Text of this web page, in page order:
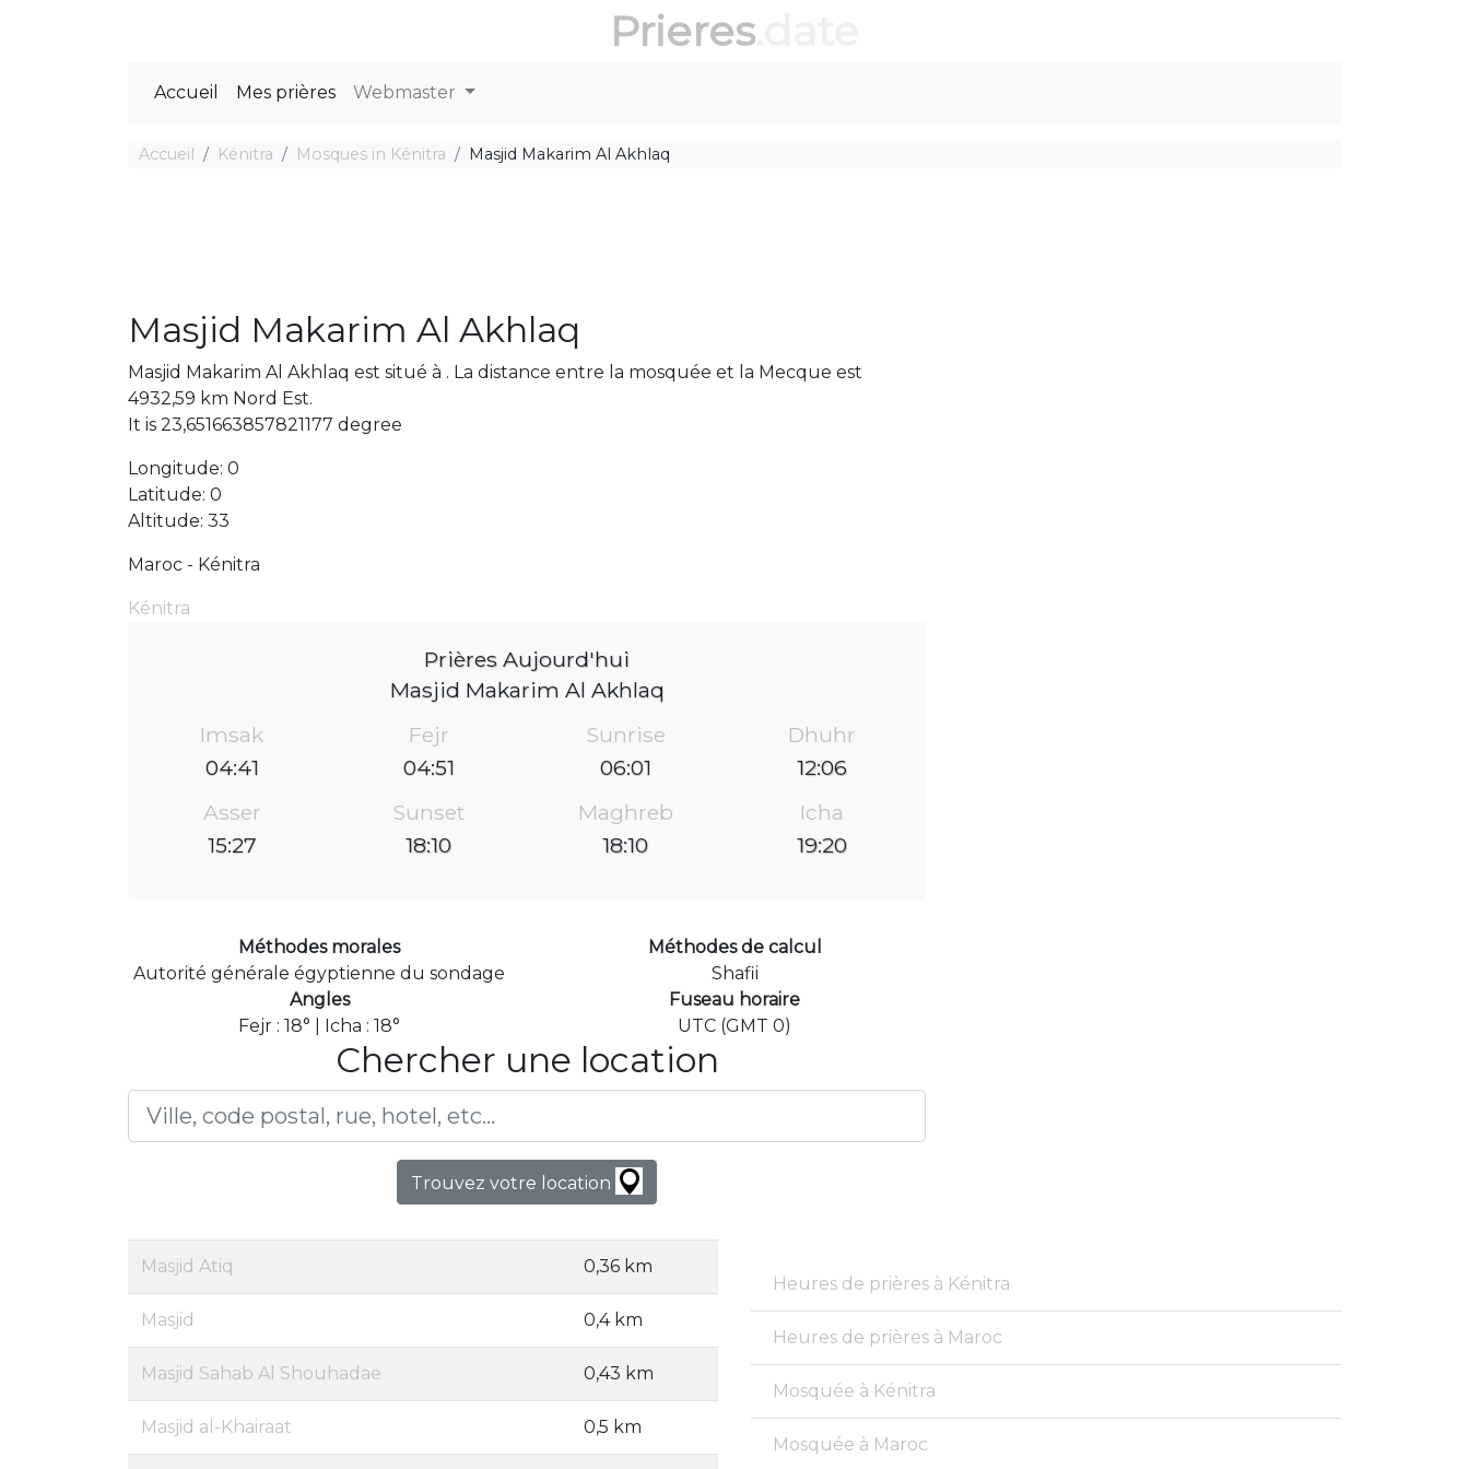
Prieres
Accueil Mes prières Webmaster
Accueil Kénitra Mosques in Kénitra Masjid Makarim Al Akhlaq
Masjid Makarim Al Akhlaq
Masjid Makarim Al Akhlaq est situé à . La distance entre la mosquée et la Mecque est
4932,59 km Nord Est.
It is 23,651663857821177 degree
Longitude: 0
Latitude: 0
Altitude: 33
Maroc - Kénitra
Kénitra
Prières Aujourd'hui
Masjid Makarim Al Akhlaq
Imsak
04:41
Fejr
04:51
Sunrise
06:01
Dhuhr
12:06
Asser
15:27
Sunset
18:10
Maghreb
18:10
Icha
19:20
Méthodes morales
Autorité générale égyptienne du sondage
Méthodes de calcul
Shafii
Angles
Fejr : 18° | Icha : 18°
Fuseau horaire
UTC (GMT 0)
Chercher une location
Trouvez votre location
Masjid Atiq 0,36 km
Masjid 0,4 km
Masjid Sahab Al Shouhadae 0,43 km
Masjid al-Khairaat 0,5 km
Heures de prières à Kénitra
Heures de prières à Maroc
Mosquée à Kénitra
Mosquée à Maroc